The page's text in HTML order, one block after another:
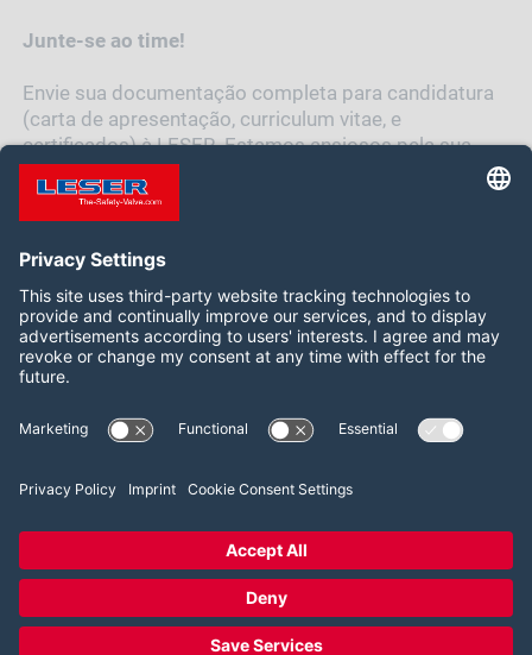
Junte-se ao time!
Envie sua documentação completa para candidatura
(carta de apresentação, curriculum vitae, e
certificados) à LESER. Estamos ansiosos pela sua
candidatura!
Siga-nos:
LinkedIn
Termos e Condições
Política de Privacidade
Cookie Consent Settings